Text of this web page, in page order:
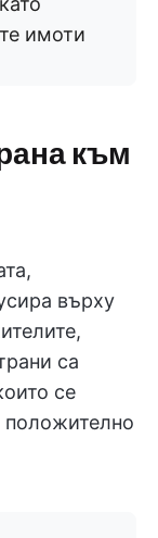
имоти
към
върху
са
се
положително